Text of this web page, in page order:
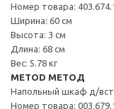
Номер товара:
Ширина: 60 см
Высота: 3 см
Длина: 68 см
Вес: 5.78 кг
METOD МЕТОД
Напольный шкаф д/
Номер товара: